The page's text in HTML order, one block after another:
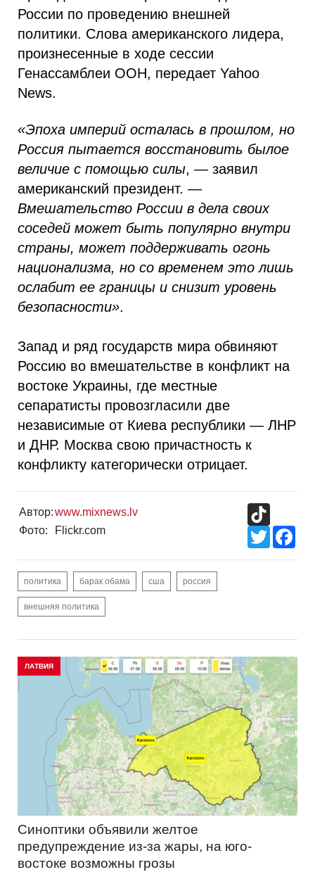
России по проведению внешней
политики. Слова американского лидера,
произнесенные в ходе сессии
Генассамблеи ООН, передает Yahoo
News.
«Эпоха империй осталась в прошлом, но
Россия пытается восстановить былое
величие с помощью силы, — заявил
американский президент. —
Вмешательство России в дела своих
соседей может быть популярно внутри
страны, может поддерживать огонь
национализма, но со временем это лишь
ослабит ее границы и снизит уровень
безопасности».
Запад и ряд государств мира обвиняют
Россию во вмешательстве в конфликт на
востоке Украины, где местные
сепаратисты провозгласили две
независимые от Киева республики — ЛНР
и ДНР. Москва свою причастность к
конфликту категорически отрицает.
Автор:www.mixnews.lv
Фото:
Flickr.com
Twitter
политика барак обама сша россия
внешняя политика
ЛАТВИЯ
Синоптики объявили желтое
предупреждение из-за жары, на юго-
востоке возможны грозы